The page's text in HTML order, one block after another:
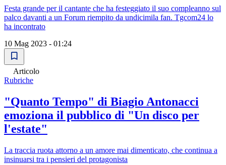
Festa grande per il cantante che ha festeggiato il suo compleanno sul
palco davanti a un Forum riempito da undicimila fan. Tgcom24 lo
ha incontrato
10 Mag 2023 - 01:24
Articolo
Rubriche
"Quanto Tempo" di Biagio Antonacci
emoziona il pubblico di "Un disco per
l'estate"
La traccia ruota attorno a un amore mai dimenticato, che continua a
insinuarsi tra i pensieri del protagonista